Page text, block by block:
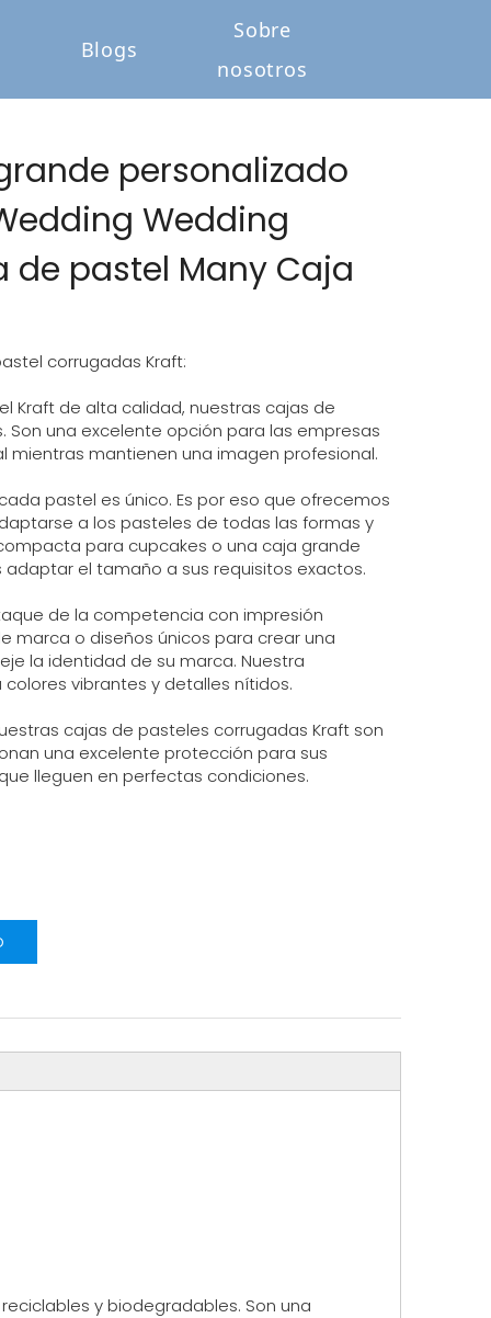
Blogs
Sobre
nosotros
personalizado
Wedding
pastel Many Caja
corrugadas Kraft:
Kraft de alta calidad, nuestras cajas de
Son una excelente opción para las empresas
mantienen una imagen profesional.
pastel es único. Es por eso que ofrecemos
a los pasteles de todas las formas y
para cupcakes o una caja grande
el tamaño a sus requisitos exactos.
de la competencia con impresión
marca o diseños únicos para crear una
la identidad de su marca. Nuestra
vibrantes y detalles nítidos.
cajas de pasteles corrugadas Kraft son
una excelente protección para sus
lleguen en perfectas condiciones.
y biodegradables. Son una